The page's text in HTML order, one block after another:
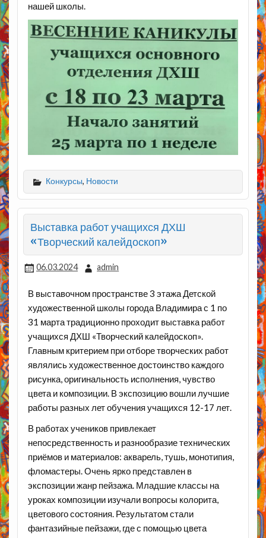
нашей школы.
Конкурсы, Новости
Выставка работ учащихся ДХШ
«Творческий калейдоскоп»
06.03.2024 admin
В выставочном пространстве 3 этажа Детской
художественной школы города Владимира с 1 по
31 марта традиционно проходит выставка работ
учащихся ДХШ «Творческий калейдоскоп».
Главным критерием при отборе творческих работ
являлись художественное достоинство каждого
рисунка, оригинальность исполнения, чувство
цвета и композиции. В экспозицию вошли лучшие
работы разных лет обучения учащихся 12-17 лет.
В работах учеников привлекает
непосредственность и разнообразие технических
приёмов и материалов: акварель, тушь, монотипия,
фломастеры. Очень ярко представлен в
экспозиции жанр пейзажа. Младшие классы на
уроках композиции изучали вопросы колорита,
цветового состояния. Результатом стали
фантазийные пейзажи, где с помощью цвета